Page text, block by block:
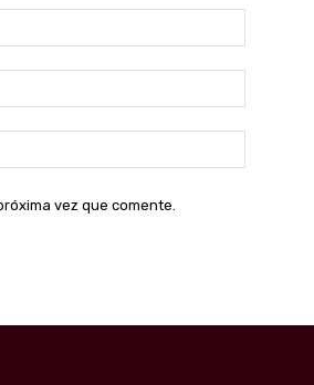
web:
vez que comente.